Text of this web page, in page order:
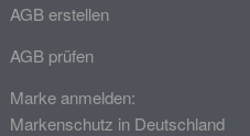
AGB erstellen
AGB prüfen
Marke anmelden:
Markenschutz in Deutschland